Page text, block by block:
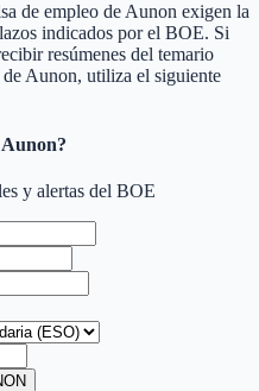
de empleo deAunon exigen la
indicados por el BOE. Si
resúmenes del temario
Aunon, utiliza el siguiente
Aunon?
y alertas del BOE